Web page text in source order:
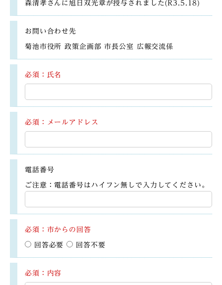
森清孝さんに旭日双光章が授与されました(R3.5.18)
お問い合わせ先
菊池市役所 政策企画部 市長公室 広報交流係
必須：氏名
必須：メールアドレス
電話番号
ご注意：電話番号はハイフン無しで入力してください。
必須：市からの回答
回答必要 回答不要
必須：内容